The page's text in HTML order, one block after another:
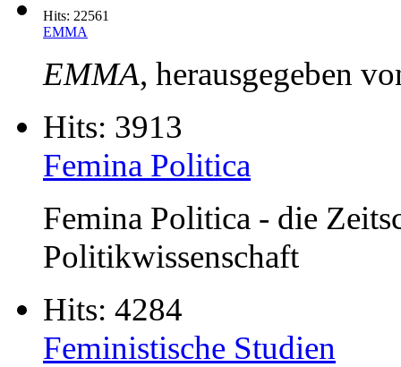
Hits: 22561
EMMA
EMMA, herausgegeben
Hits: 3913
Femina Politica
Femina Politica - die
Politikwissenschaft
Hits: 4284
Feministische Studien